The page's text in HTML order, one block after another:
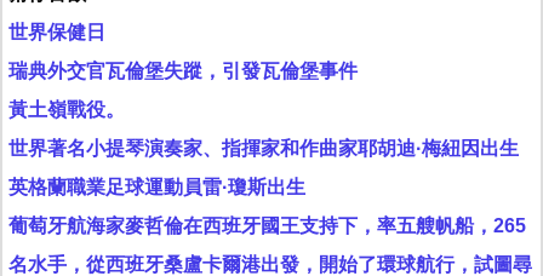
世界保健日
瑞典外交官瓦倫堡失蹤，引發瓦倫堡事件
黃土嶺戰役。
世界著名小提琴演奏家、指揮家和作曲家耶胡迪·梅紐因出生
英格蘭職業足球運動員雷·瓊斯出生
葡萄牙航海家麥哲倫在西班牙國王支持下，率五艘帆船，265
名水手，從西班牙桑盧卡爾港出發，開始了環球航行，試圖尋